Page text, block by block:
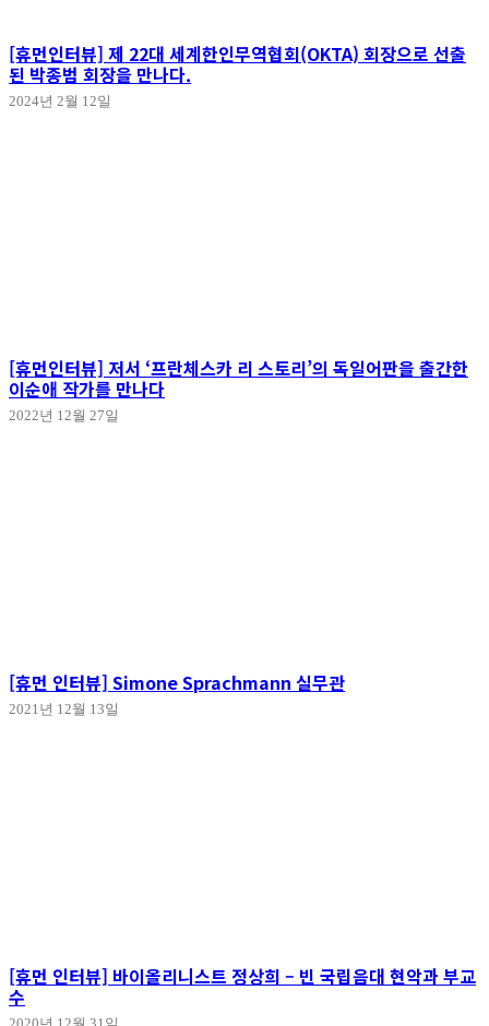
[휴먼인터뷰] 제 22대 세계한인무역협회(OKTA) 회장으로 선출
된 박종범 회장을 만나다.
2024년 2월 12일
[휴먼인터뷰] 저서 ‘프란체스카 리 스토리’의 독일어판을 출간한
이순애 작가를 만나다
2022년 12월 27일
[휴먼 인터뷰] Simone Sprachmann 실무관
2021년 12월 13일
[휴먼 인터뷰] 바이올리니스트 정상희 – 빈 국립음대 현악과 부교
수